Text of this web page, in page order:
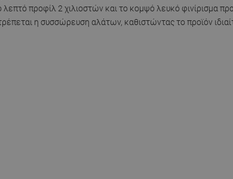
προφίλ 2 χιλιοστών και το κομψό λευκό φινίρισμα
η συσσώρευση αλάτων, καθιστώντας το προϊόν